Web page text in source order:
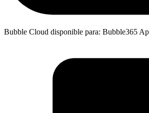
Bubble Cloud disponible para: Bubble365